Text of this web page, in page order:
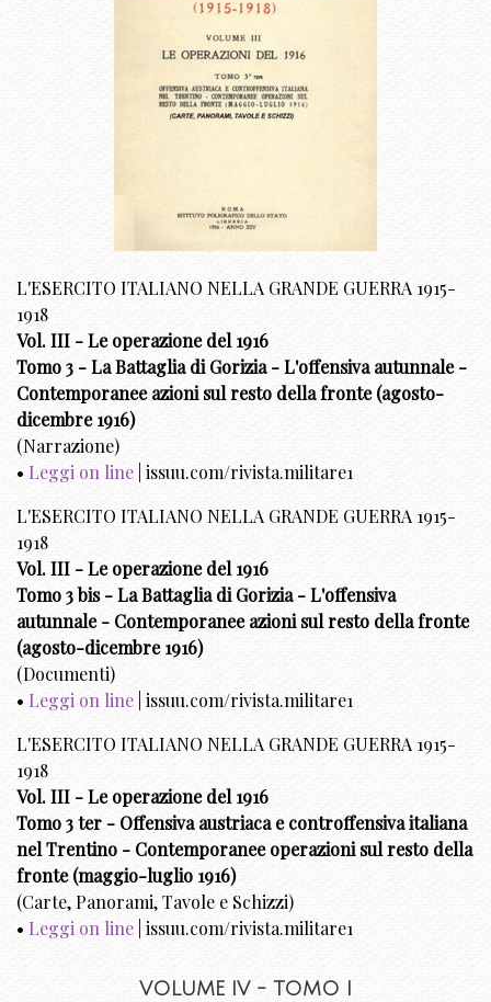
L'ESERCITO ITALIANO NELLA GRANDE GUERRA 1915-
1918
Vol. III - Le operazione del 1916
Tomo 3 - La Battaglia di Gorizia - L'offensiva autunnale -
Contemporanee azioni sul resto della fronte (agosto-
dicembre 1916)
(Narrazione)
• Leggi on line | issuu.com/rivista.militare1
L'ESERCITO ITALIANO NELLA GRANDE GUERRA 1915-
1918
Vol. III - Le operazione del 1916
Tomo 3 bis - La Battaglia di Gorizia - L'offensiva
autunnale - Contemporanee azioni sul resto della fronte
(agosto-dicembre 1916)
(Documenti)
• Leggi on line | issuu.com/rivista.militare1
L'ESERCITO ITALIANO NELLA GRANDE GUERRA 1915-
1918
Vol. III - Le operazione del 1916
Tomo 3 ter - Offensiva austriaca e controffensiva italiana
nel Trentino - Contemporanee operazioni sul resto della
fronte (maggio-luglio 1916)
(Carte, Panorami, Tavole e Schizzi)
• Leggi on line | issuu.com/rivista.militare1
VOLUME IV - TOMO I